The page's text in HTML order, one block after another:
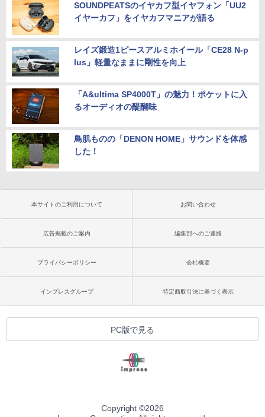
SOUNDPEATSのイヤカフ型イヤフォン「UU2
イヤーカフ」をイヤカフマニアが語る
レイズ鍛造1ピースアルミホイール「CE28 N-p
lus」軽量なままに剛性を向上
「A&ultima SP4000T」の魅力！ポケットに入
るオーディオの醍醐味
鳥肌ものの「DENON HOME」サウンドを体感
した！
本サイトのご利用について お問い合わせ
広告掲載のご案内 編集部へのご連絡
プライバシーポリシー 会社概要
インプレスグループ 特定商取引法に基づく表示
PC版で見る
Copyright ©2026